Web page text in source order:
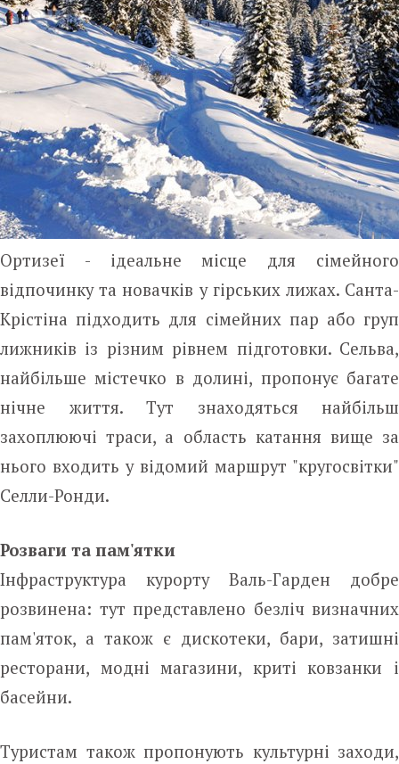
Ортизеї - ідеальне місце для сімейного
відпочинку та новачків у гірських лижах. Санта-
Крістіна підходить для сімейних пар або груп
лижників із різним рівнем підготовки. Сельва,
найбільше містечко в долині, пропонує багате
нічне життя. Тут знаходяться найбільш
захоплюючі траси, а область катання вище за
нього входить у відомий маршрут "кругосвітки"
Селли-Ронди.
Розваги та пам'ятки
Інфраструктура курорту Валь-Гарден добре
розвинена: тут представлено безліч визначних
пам'яток, а також є дискотеки, бари, затишні
ресторани, модні магазини, криті ковзанки і
басейни.
Туристам також пропонують культурні заходи,